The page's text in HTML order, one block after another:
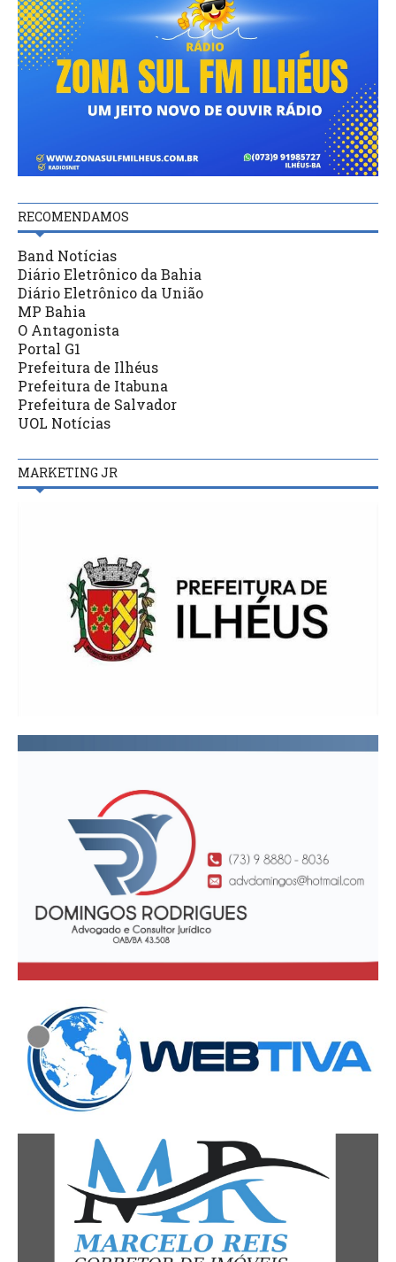
RECOMENDAMOS
Band Notícias
Diário Eletrônico da Bahia
Diário Eletrônico da União
MP Bahia
O Antagonista
Portal G1
Prefeitura de Ilhéus
Prefeitura de Itabuna
Prefeitura de Salvador
UOL Notícias
MARKETING JR